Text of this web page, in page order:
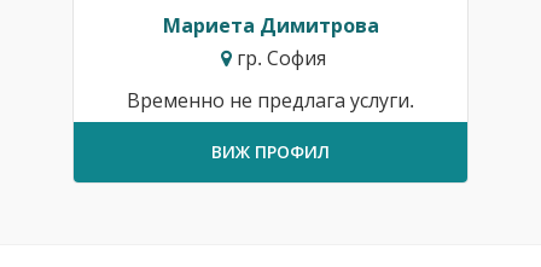
Мариета Димитрова
гр. София
Временно не предлага услуги.
ВИЖ ПРОФИЛ